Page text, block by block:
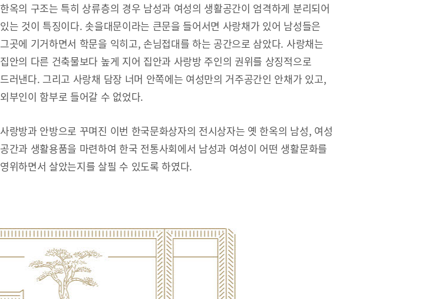
한옥의 구조는 특히 상류층의 경우 남성과 여성의 생활공간이 엄격하게 분리되어
있는 것이 특징이다. 솟을대문이라는 큰문을 들어서면 사랑채가 있어 남성들은
그곳에 기거하면서 학문을 익히고, 손님접대를 하는 공간으로 삼았다. 사랑채는
집안의 다른 건축물보다 높게 지어 집안과 사랑방 주인의 권위를 상징적으로
드러낸다. 그리고 사랑채 담장 너머 안쪽에는 여성만의 거주공간인 안채가 있고,
외부인이 함부로 들어갈 수 없었다.
사랑방과 안방으로 꾸며진 이번 한국문화상자의 전시상자는 옛 한옥의 남성, 여성
공간과 생활용품을 마련하여 한국 전통사회에서 남성과 여성이 어떤 생활문화를
영위하면서 살았는지를 살필 수 있도록 하였다.